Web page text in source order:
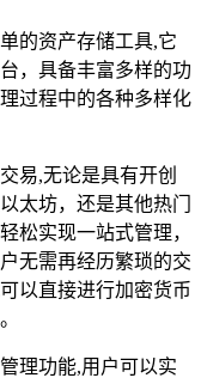
的资产存储工具,它
，具备丰富多样的功
过程中的各种多样化
易,无论是具有开创
太坊，还是其他热门
松实现一站式管理，
无需再经历繁琐的交
以直接进行加密货币
理功能,用户可以实